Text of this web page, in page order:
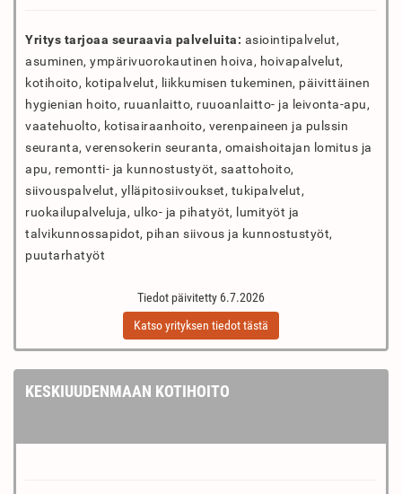
Yritys tarjoaa seuraavia palveluita: asiointipalvelut,
asuminen, ympärivuorokautinen hoiva, hoivapalvelut,
kotihoito, kotipalvelut, liikkumisen tukeminen, päivittäinen
hygienian hoito, ruuanlaitto, ruuoanlaitto- ja leivonta-apu,
vaatehuolto, kotisairaanhoito, verenpaineen ja pulssin
seuranta, verensokerin seuranta, omaishoitajan lomitus ja
apu, remontti- ja kunnostustyöt, saattohoito,
siivouspalvelut, ylläpitosiivoukset, tukipalvelut,
ruokailupalveluja, ulko- ja pihatyöt, lumityöt ja
talvikunnossapidot, pihan siivous ja kunnostustyöt,
puutarhatyöt
Tiedot päivitetty 6.7.2026
Katso yrityksen tiedot tästä
KESKIUUDENMAAN KOTIHOITO